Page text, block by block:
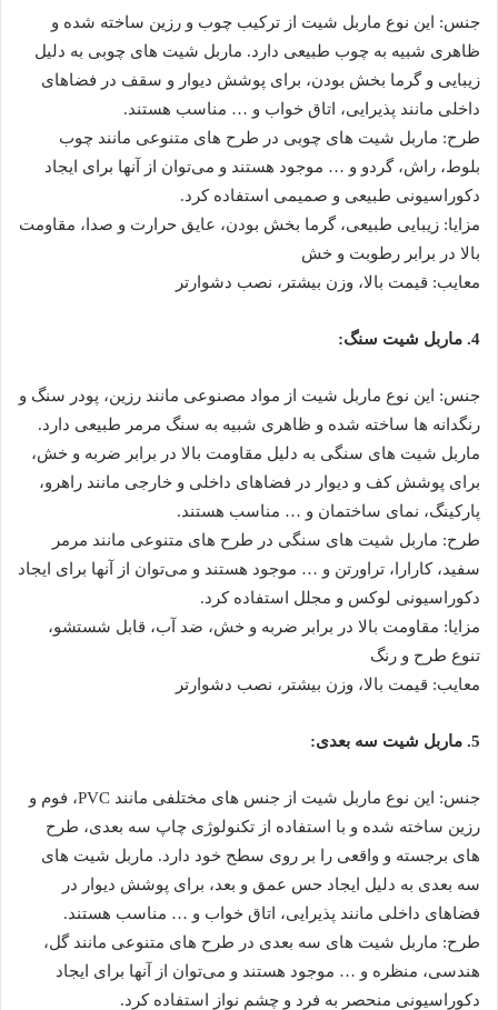
جنس: این نوع ماربل شیت از ترکیب چوب و رزین ساخته شده و
ظاهری شبیه به چوب طبیعی دارد. ماربل شیت های چوبی به دلیل
زیبایی و گرما بخش بودن، برای پوشش دیوار و سقف در فضاهای
داخلی مانند پذیرایی، اتاق خواب و … مناسب هستند.
طرح: ماربل شیت های چوبی در طرح های متنوعی مانند چوب
بلوط، راش، گردو و … موجود هستند و می‌توان از آنها برای ایجاد
دکوراسیونی طبیعی و صمیمی استفاده کرد.
مزایا: زیبایی طبیعی، گرما بخش بودن، عایق حرارت و صدا، مقاومت
بالا در برابر رطوبت و خش
معایب: قیمت بالا، وزن بیشتر، نصب دشوارتر
4. ماربل شیت سنگ:
جنس: این نوع ماربل شیت از مواد مصنوعی مانند رزین، پودر سنگ و
رنگدانه ها ساخته شده و ظاهری شبیه به سنگ مرمر طبیعی دارد.
ماربل شیت های سنگی به دلیل مقاومت بالا در برابر ضربه و خش،
برای پوشش کف و دیوار در فضاهای داخلی و خارجی مانند راهرو،
پارکینگ، نمای ساختمان و … مناسب هستند.
طرح: ماربل شیت های سنگی در طرح های متنوعی مانند مرمر
سفید، کارارا، تراورتن و … موجود هستند و می‌توان از آنها برای ایجاد
دکوراسیونی لوکس و مجلل استفاده کرد.
مزایا: مقاومت بالا در برابر ضربه و خش، ضد آب، قابل شستشو،
تنوع طرح و رنگ
معایب: قیمت بالا، وزن بیشتر، نصب دشوارتر
5. ماربل شیت سه بعدی:
جنس: این نوع ماربل شیت از جنس های مختلفی مانند PVC، فوم و
رزین ساخته شده و با استفاده از تکنولوژی چاپ سه بعدی، طرح
های برجسته و واقعی را بر روی سطح خود دارد. ماربل شیت های
سه بعدی به دلیل ایجاد حس عمق و بعد، برای پوشش دیوار در
فضاهای داخلی مانند پذیرایی، اتاق خواب و … مناسب هستند.
طرح: ماربل شیت های سه بعدی در طرح های متنوعی مانند گل،
هندسی، منظره و … موجود هستند و می‌توان از آنها برای ایجاد
دکوراسیونی منحصر به فرد و چشم نواز استفاده کرد.